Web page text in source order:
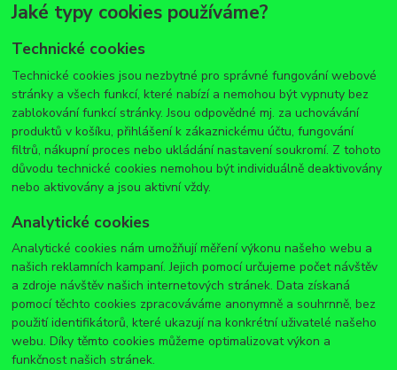
Jaké typy cookies používáme?
Technické cookies
Technické cookies jsou nezbytné pro správné fungování webové
stránky a všech funkcí, které nabízí a nemohou být vypnuty bez
zablokování funkcí stránky. Jsou odpovědné mj. za uchovávání
produktů v košíku, přihlášení k zákaznickému účtu, fungování
filtrů, nákupní proces nebo ukládání nastavení soukromí. Z tohoto
důvodu technické cookies nemohou být individuálně deaktivovány
nebo aktivovány a jsou aktivní vždy.
Analytické cookies
Analytické cookies nám umožňují měření výkonu našeho webu a
našich reklamních kampaní. Jejich pomocí určujeme počet návštěv
a zdroje návštěv našich internetových stránek. Data získaná
pomocí těchto cookies zpracováváme anonymně a souhrnně, bez
použití identifikátorů, které ukazují na konkrétní uživatelé našeho
webu. Díky těmto cookies můžeme optimalizovat výkon a
funkčnost našich stránek.